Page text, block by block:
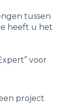
tussen
heeft u het
voor
project